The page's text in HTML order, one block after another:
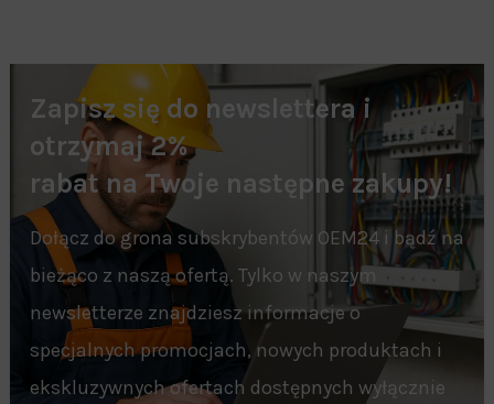
Zapisz się do newslettera i
otrzymaj 2%
rabat na Twoje następne zakupy!
Dołącz do grona subskrybentów OEM24 i bądź na
bieżąco z naszą ofertą. Tylko w naszym
newsletterze znajdziesz informacje o
specjalnych promocjach, nowych produktach i
ekskluzywnych ofertach dostępnych wyłącznie